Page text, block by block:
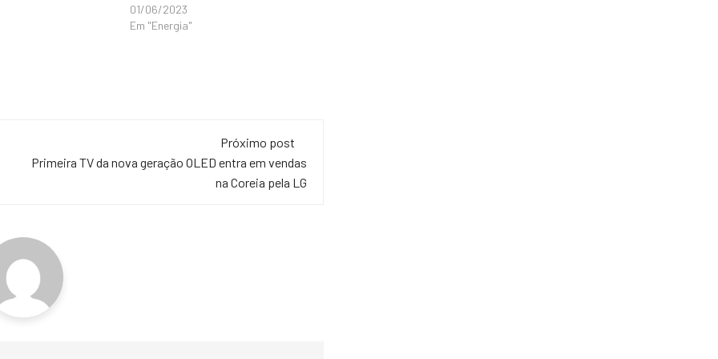
01/06/2023
Em "Energia"
Próximo post
Primeira TV da nova geração OLED entra em vendas
na Coreia pela LG